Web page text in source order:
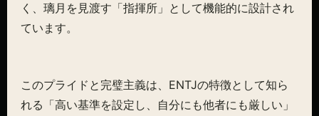
く、璃月を見渡す「指揮所」として機能的に設計され
ています。
このプライドと完璧主義は、ENTJの特徴として知ら
れる「高い基準を設定し、自分にも他者にも厳しい」